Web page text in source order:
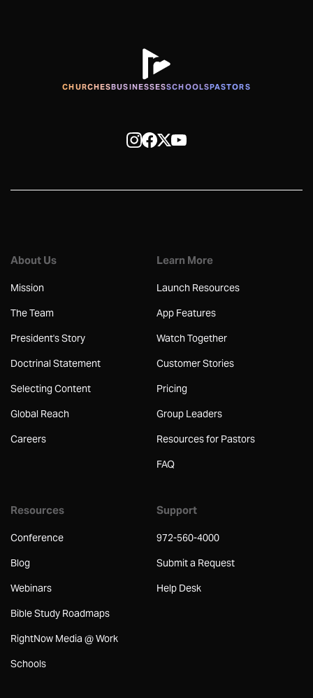
CHURCHESBUSINESSESSCHOOLSPASTORS
About Us
Mission
The Team
President's Story
Doctrinal Statement
Selecting Content
Global Reach
Careers
Learn More
Launch Resources
App Features
Watch Together
Customer Stories
Pricing
Group Leaders
Resources for Pastors
FAQ
Resources
Conference
Blog
Webinars
Bible Study Roadmaps
RightNow Media @ Work
Schools
Support
972-560-4000
Submit a Request
Help Desk